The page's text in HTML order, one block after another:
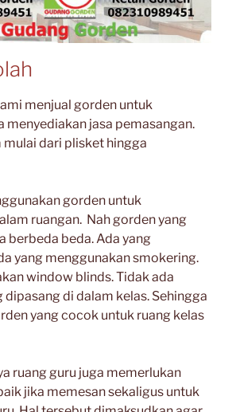
menjual gorden untuk
menyediakan jasa pemasangan.
mulai dari plisket hingga
gorden untuk
ruangan. Nah gorden yang
berbeda beda. Ada yang
yang menggunakan smokering.
window blinds. Tidak ada
di dalam kelas. Sehingga
yang cocok untuk ruang kelas
ruang guru juga memerlukan
jika memesan sekaligus untuk